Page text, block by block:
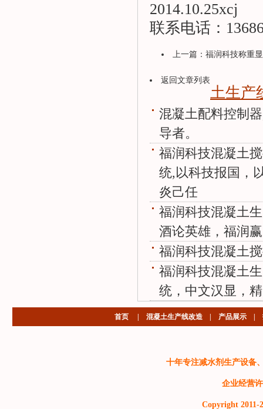
2014.10.25xcj
联系电话：
上一篇： 福润科技称重
返回文章列表
土生产
混凝土配料控制
导者。
福润科技混凝土
统,以科技报国，
炎己任
福润科技混凝土
酒论英雄，福润
福润科技混凝土
福润科技混凝土
统，中文汉显，
首页 混凝土生产线改造 产品展示
十年专注减水剂生产设备
企业经营
Copyright 2011-